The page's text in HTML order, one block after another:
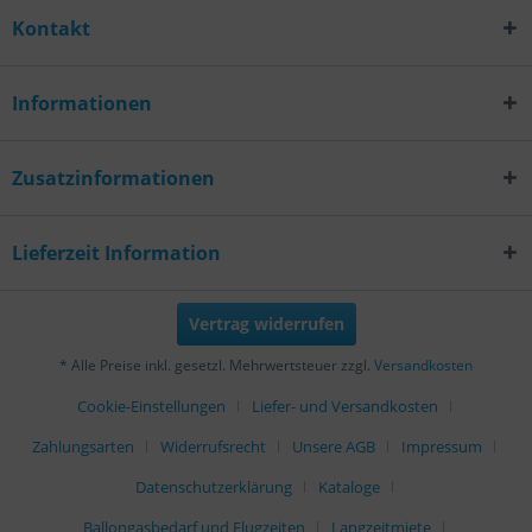
Kontakt
Informationen
Zusatzinformationen
Lieferzeit Information
Vertrag widerrufen
* Alle Preise inkl. gesetzl. Mehrwertsteuer zzgl. Versandkosten
Cookie-Einstellungen
Liefer- und Versandkosten
Zahlungsarten
Widerrufsrecht Unsere AGB
Impressum
Datenschutzerklärung
Kataloge
Ballongasbedarf und Flugzeiten
Langzeitmiete